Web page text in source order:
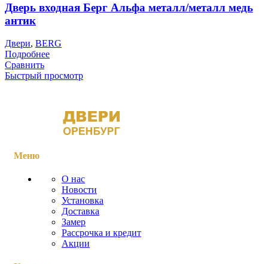
Дверь входная Берг Альфа металл/металл медь
антик
Двери, BERG
Подробнее
Сравнить
Быстрый просмотр
Меню
О нас
Новости
Установка
Доставка
Замер
Рассрочка и кредит
Акции